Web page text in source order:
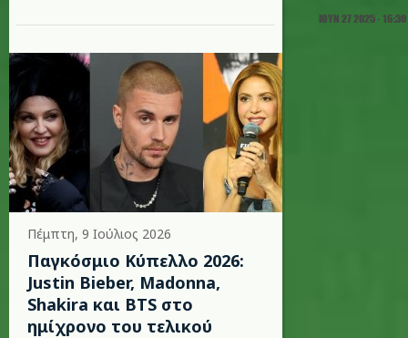
Πέμπτη, 9 Ιούλιος 2026
Παγκόσμιο Κύπελλο 2026:
Justin Bieber, Madonna,
Shakira και BTS στο
ημίχρονο του τελικού
ΙΟΥΝ 27 2025 - 16:30